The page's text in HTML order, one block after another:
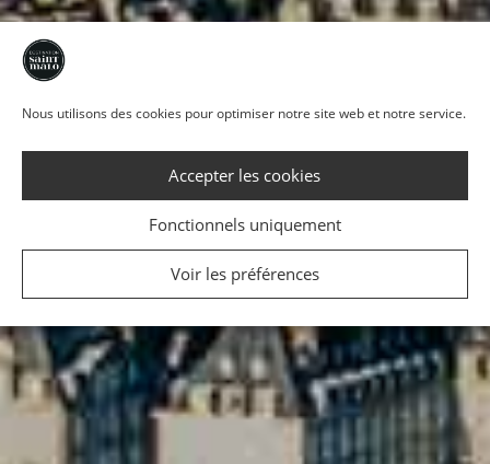
Nous utilisons des cookies pour optimiser notre site web et notre service.
Accepter les cookies
Fonctionnels uniquement
Voir les préférences